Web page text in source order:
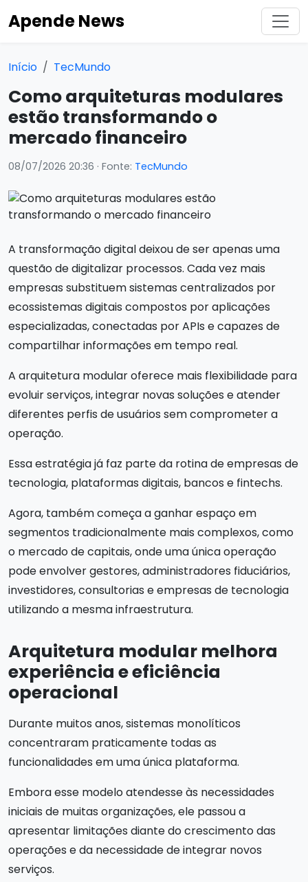
Apende News
Início TecMundo
Como arquiteturas modulares
estão transformando o
mercado financeiro
08/07/2026 20:36 · Fonte: TecMundo
A transformação digital deixou de ser apenas uma
questão de digitalizar processos. Cada vez mais
empresas substituem sistemas centralizados por
ecossistemas digitais compostos por aplicações
especializadas, conectadas por APIs e capazes de
compartilhar informações em tempo real.
A arquitetura modular oferece mais flexibilidade para
evoluir serviços, integrar novas soluções e atender
diferentes perfis de usuários sem comprometer a
operação.
Essa estratégia já faz parte da rotina de empresas de
tecnologia, plataformas digitais, bancos e fintechs.
Agora, também começa a ganhar espaço em
segmentos tradicionalmente mais complexos, como
o mercado de capitais, onde uma única operação
pode envolver gestores, administradores fiduciários,
investidores, consultorias e empresas de tecnologia
utilizando a mesma infraestrutura.
Arquitetura modular melhora
experiência e eficiência
operacional
Durante muitos anos, sistemas monolíticos
concentraram praticamente todas as
funcionalidades em uma única plataforma.
Embora esse modelo atendesse às necessidades
iniciais de muitas organizações, ele passou a
apresentar limitações diante do crescimento das
operações e da necessidade de integrar novos
serviços.